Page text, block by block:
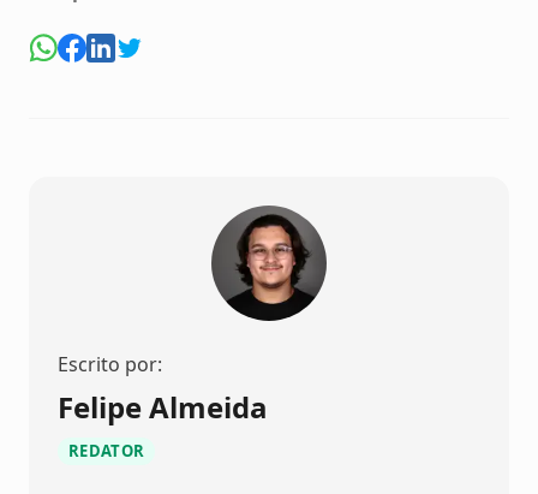
Escrito por:
Felipe Almeida
REDATOR